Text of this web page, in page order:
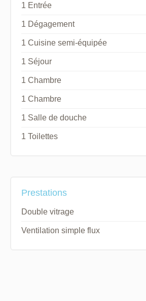
1 Entrée
1 Dégagement
1 Cuisine semi-équipée
1 Séjour
1 Chambre
1 Chambre
1 Salle de douche
1 Toilettes
Prestations
Double vitrage
Ventilation simple flux